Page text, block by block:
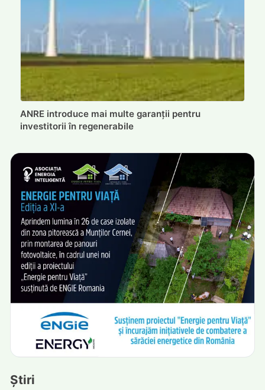
ANRE introduce mai multe garanții pentru
investitorii în regenerabile
Știri